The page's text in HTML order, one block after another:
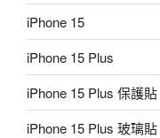
iPhone 15
iPhone 15 Plus
iPhone 15 Plus 保護貼
iPhone 15 Plus 玻璃貼